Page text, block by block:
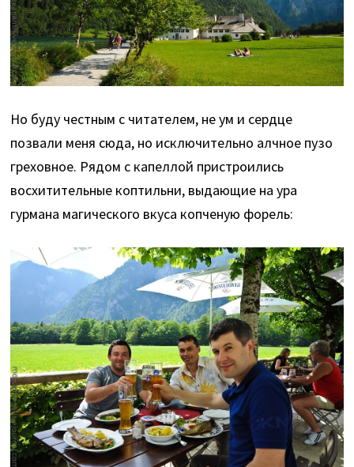
Но буду честным с читателем, не ум и сердце
позвали меня сюда, но исключительно алчное пузо
греховное. Рядом с капеллой пристроились
восхитительные коптильни, выдающие на ура
гурмана магического вкуса копченую форель: